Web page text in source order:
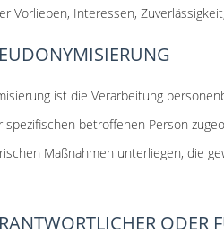
Vorlieben, Interessen,
ist die Verarbeitung
spezifischen betroffenen Person
Maßnahmen unterliegen, die
ODER